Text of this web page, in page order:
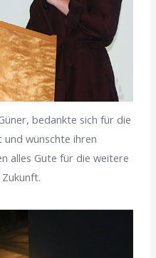
bedankte sich für die
wünschte ihren
alles Gute für die weitere